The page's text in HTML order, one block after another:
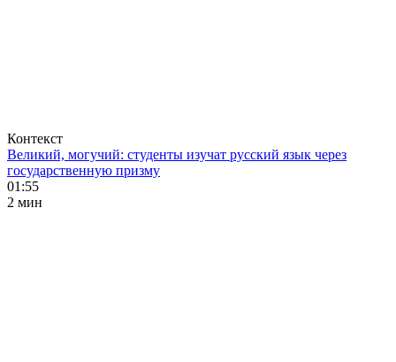
Контекст
Великий, могучий: студенты изучат русский язык через
государственную призму
01:55
2 мин